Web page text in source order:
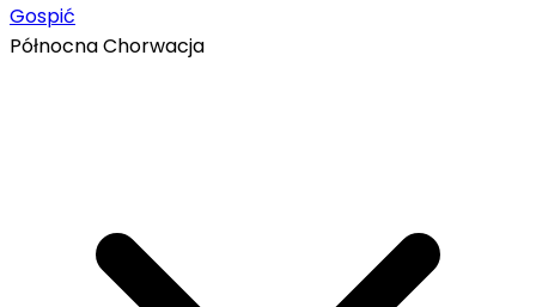
Gospić
Północna Chorwacja